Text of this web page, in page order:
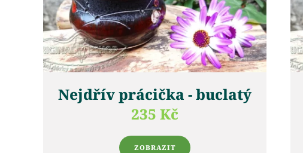
Nejdřív prácička - buclatý
235 Kč
ZOBRAZIT